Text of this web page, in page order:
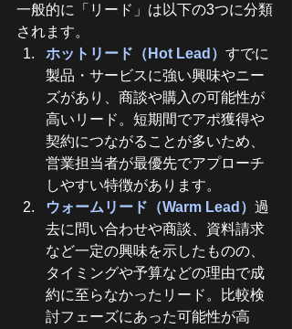
一般的に「リード」は以下の3つに分類
されます。
ホットリード（Hot Lead） すでに
製品・サービスに強い興味やニー
ズがあり、商談や購入の可能性が
高いリード。短期間でアポ獲得や
契約につながることが多いため、
営業担当者が最優先でアプローチ
しやすい特徴があります。
ウォームリード（Warm Lead） 過
去に問い合わせや商談、資料請求
など一定の興味を示したものの、
タイミングや予算などの理由で成
約に至らなかったリード。比較検
討フェーズにあった可能性が高